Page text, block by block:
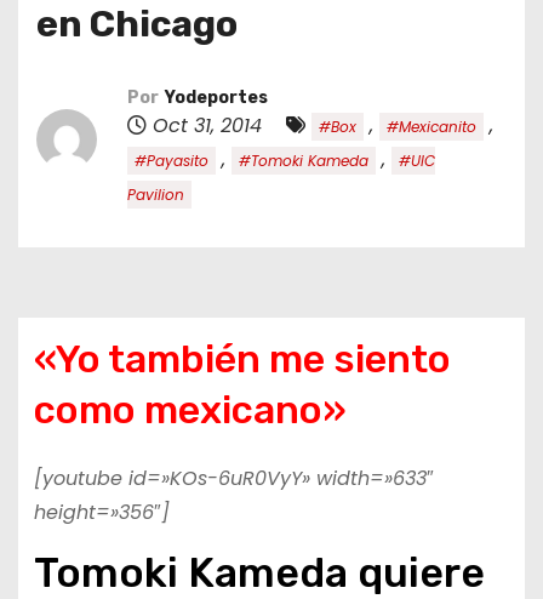
en Chicago
Por Yodeportes
Oct 31, 2014 #Box , #Mexicanito ,
#Payasito , #Tomoki Kameda ,
#UIC
Pavilion
«Yo también me siento
como mexicano»
[youtube id=»KOs-6uR0VyY» width=»633″
height=»356″]
Tomoki Kameda quiere